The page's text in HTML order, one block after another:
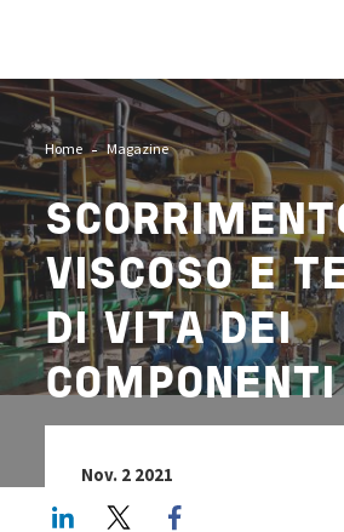
Image
Home Magazine
VISCOSO E
DI VITA DEI
COMPONENTI
Nov. 2 2021
LinkedInTwitter